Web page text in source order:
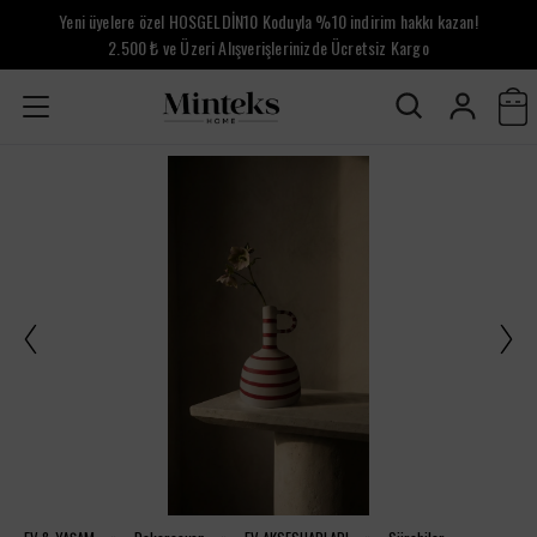
Yeni üyelere özel HOSGELDİN10 Koduyla %10 indirim hakkı kazan!
2.500 ₺ ve Üzeri Alışverişlerinizde Ücretsiz Kargo